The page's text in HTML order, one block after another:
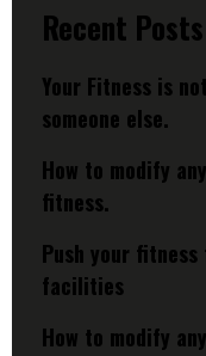
Recent Posts
Your Fitness is
someone else.
How to modify
fitness.
Push your
facilities
How to modify